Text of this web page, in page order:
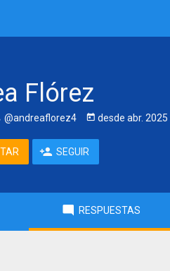
Flórez
@andreaflorez4 desde abr. 2025
SEGUIR
RESPUESTAS